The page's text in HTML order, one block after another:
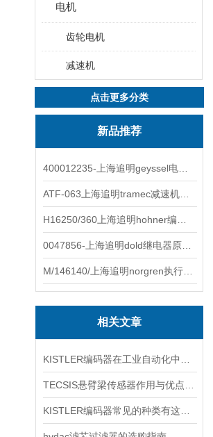
电机
齿轮电机
减速机
点击更多分类
新品推荐
相关文章